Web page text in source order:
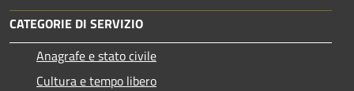
CATEGORIE DI SERVIZIO
Anagrafe e stato civile
Cultura e tempo libero